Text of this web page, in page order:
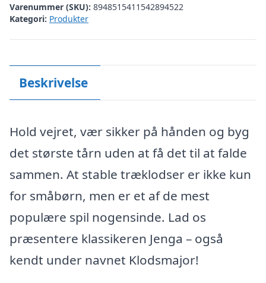
Varenummer (SKU): 8948515411542894522
Kategori: Produkter
Beskrivelse
Hold vejret, vær sikker på hånden og byg
det største tårn uden at få det til at falde
sammen. At stable træklodser er ikke kun
for småbørn, men er et af de mest
populære spil nogensinde. Lad os
præsentere klassikeren Jenga – også
kendt under navnet Klodsmajor!